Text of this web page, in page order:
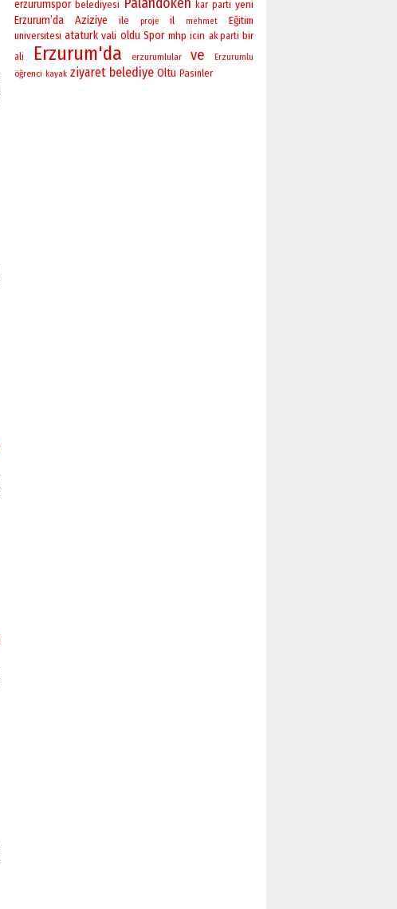
erzurumspor belediyesi kar parti yeni
Erzurum’da
Aziziye ile proje il mehmet Eğitim
universitesi ataturk vali oldu Spor mhp icin ak parti bir
ali Erzurum'da erzurumlular ve Erzurumlu
öğrenci kayak ziyaret belediye Oltu Pasinler